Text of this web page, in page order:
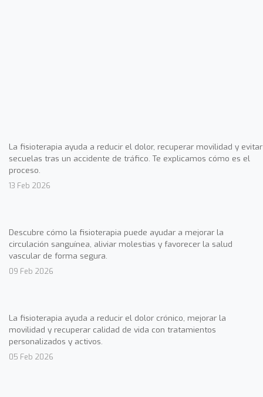
La fisioterapia ayuda a reducir el dolor, recuperar movilidad y evitar
secuelas tras un accidente de tráfico. Te explicamos cómo es el
proceso.
13 Feb 2026
Descubre cómo la fisioterapia puede ayudar a mejorar la
circulación sanguínea, aliviar molestias y favorecer la salud
vascular de forma segura.
09 Feb 2026
La fisioterapia ayuda a reducir el dolor crónico, mejorar la
movilidad y recuperar calidad de vida con tratamientos
personalizados y activos.
05 Feb 2026